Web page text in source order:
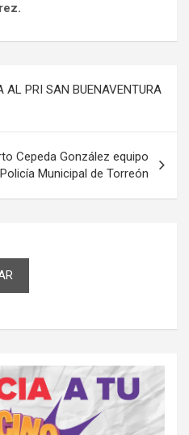
AL PRI SAN BUENAVENTURA
Cepeda González equipo
Municipal de Torreón